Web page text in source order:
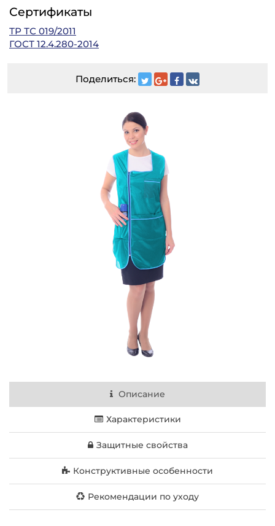
Сертификаты
ТР ТС 019/2011
ГОСТ 12.4.280-2014
Поделиться:
Описание
Характеристики
Защитные свойства
Конструктивные особенности
Рекомендации по уходу